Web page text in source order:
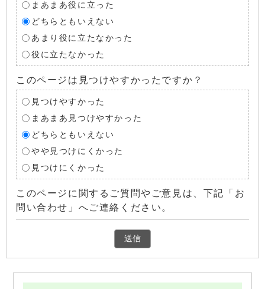
まあまあ役に立った
どちらともいえない
あまり役に立たなかった
役に立たなかった
このページは見つけやすかったですか？
見つけやすかった
まあまあ見つけやすかった
どちらともいえない
やや見つけにくかった
見つけにくかった
このページに関するご質問やご意見は、下記「お
問い合わせ」へご連絡ください。